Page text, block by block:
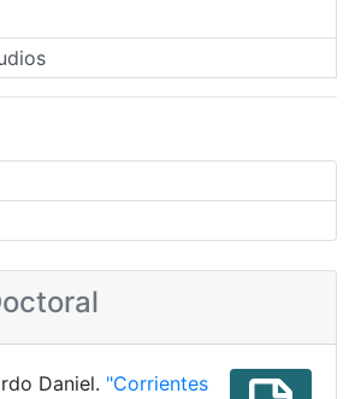
Daniel. "Corrientes